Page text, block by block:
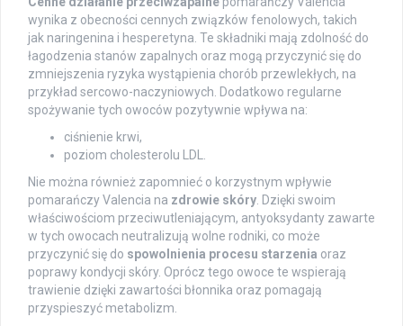
wynika z obecności cennych związków fenolowych, takich
jak naringenina i hesperetyna. Te składniki mają zdolność do
łagodzenia stanów zapalnych oraz mogą przyczynić się do
zmniejszenia ryzyka wystąpienia chorób przewlekłych, na
przykład sercowo-naczyniowych. Dodatkowo regularne
spożywanie tych owoców pozytywnie wpływa na:
ciśnienie krwi,
poziom cholesterolu LDL.
Nie można również zapomnieć o korzystnym wpływie
pomarańczy Valencia na zdrowie skóry . Dzięki swoim
właściwościom przeciwutleniającym, antyoksydanty zawarte
w tych owocach neutralizują wolne rodniki, co może
przyczynić się do spowolnienia procesu starzenia oraz
poprawy kondycji skóry. Oprócz tego owoce te wspierają
trawienie dzięki zawartości błonnika oraz pomagają
przyspieszyć metabolizm.